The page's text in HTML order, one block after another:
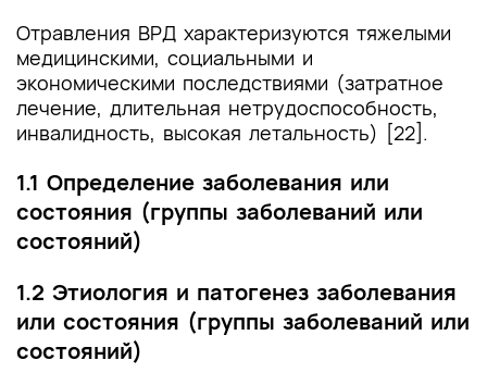
Отравления ВРД характеризуются тяжелыми
медицинскими, социальными и
экономическими последствиями (затратное
лечение, длительная нетрудоспособность,
инвалидность, высокая летальность) [22].
1.1 Определение заболевания или
состояния (группы заболеваний или
состояний)
1.2 Этиология и патогенез заболевания
или состояния (группы заболеваний или
состояний)